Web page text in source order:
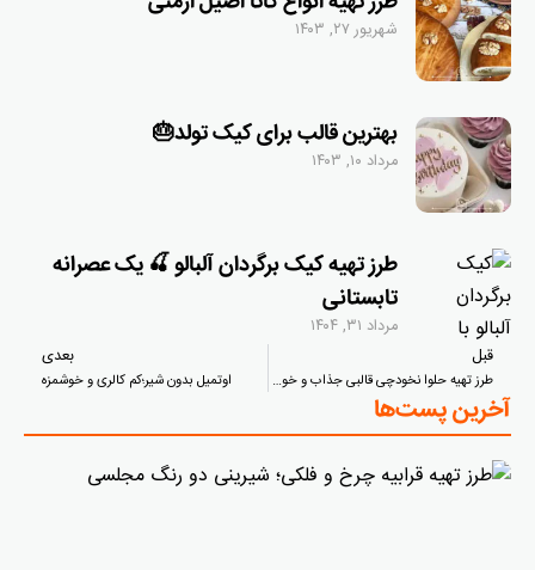
شهریور ۲۷, ۱۴۰۳
بهترین قالب برای کیک تولد🎂
مرداد ۱۰, ۱۴۰۳
طرز تهیه کیک برگردان آلبالو 🍒 یک عصرانه
تابستانی
مرداد ۳۱, ۱۴۰۴
قبل
طرز تهیه حلوا نخودچی قالبی جذاب و خوشمزه
بعدی
اوتمیل بدون شیر؛کم کالری و خوشمزه
آخرین پست‌ها